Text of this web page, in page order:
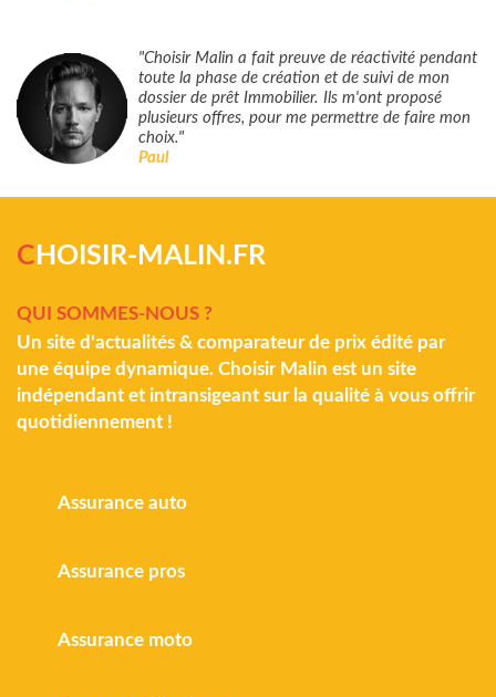
"Choisir Malin a fait preuve de réactivité pendant
toute la phase de création et de suivi de mon
dossier de prêt Immobilier. Ils m'ont proposé
plusieurs offres, pour me permettre de faire mon
choix."
Paul
C HOISIR-MALIN.FR
QUI SOMMES-NOUS ?
Un site d'actualités & comparateur de prix édité par
une équipe dynamique. Choisir Malin est un site
indépendant et intransigeant sur la qualité à vous offrir
quotidiennement !
Assurance auto
Assurance pros
Assurance moto